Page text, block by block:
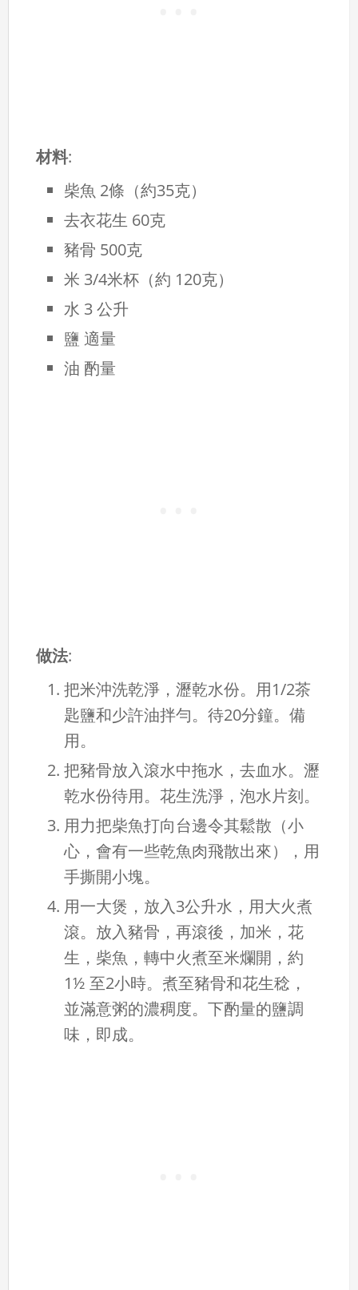
材料:
柴魚 2條（約35克）
去衣花生 60克
豬骨 500克
米 3/4米杯（約 120克）
水 3 公升
鹽 適量
油 酌量
做法:
把米沖洗乾淨，瀝乾水份。用1/2茶
匙鹽和少許油拌勻。待20分鐘。備
用。
把豬骨放入滾水中拖水，去血水。瀝
乾水份待用。花生洗淨，泡水片刻。
用力把柴魚打向台邊令其鬆散（小
心，會有一些乾魚肉飛散出來），用
手撕開小塊。
用一大煲，放入3公升水，用大火煮
滾。放入豬骨，再滾後，加米，花
生，柴魚，轉中火煮至米爛開，約
1½ 至2小時。煮至豬骨和花生稔，
並滿意粥的濃稠度。下酌量的鹽調
味，即成。